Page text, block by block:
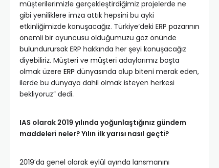
müşterilerimizle gerçekleştirdiğimiz projelerde ne
gibi yeniliklere imza attık hepsini bu ayki
etkinliğimizde konuşacağız. Türkiye’deki ERP pazarının
önemli bir oyuncusu olduğumuzu göz önünde
bulundurursak ERP hakkında her şeyi konuşacağız
diyebiliriz. Müşteri ve müşteri adaylarımız başta
olmak üzere ERP dünyasında olup biteni merak eden,
ilerde bu dünyaya dahil olmak isteyen herkesi
bekliyoruz” dedi.
IAS olarak 2019 yılında yoğunlaştığınız gündem
maddeleri neler? Yılın ilk yarısı nasıl geçti?
2019’da genel olarak eylül ayında lansmanını